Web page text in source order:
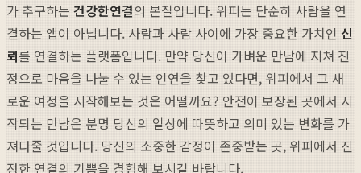
가 추구하는 건강한연결의 본질입니다. 위피는 단순히 사람을 연
결하는 앱이 아닙니다. 사람과 사람 사이에 가장 중요한 가치인 신
뢰를 연결하는 플랫폼입니다. 만약 당신이 가벼운 만남에 지쳐 진
정으로 마음을 나눌 수 있는 인연을 찾고 있다면, 위피에서 그 새
로운 여정을 시작해보는 것은 어떨까요? 안전이 보장된 곳에서 시
작되는 만남은 분명 당신의 일상에 따뜻하고 의미 있는 변화를 가
져다줄 것입니다. 당신의 소중한 감정이 존중받는 곳, 위피에서 진
정한 연결의 기쁨을 경험해 보시길 바랍니다.